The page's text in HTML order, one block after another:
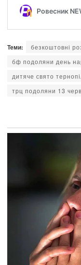
Теми:
безкоштовні
бф подоляни день
дитяче свято
трц подоляни 13